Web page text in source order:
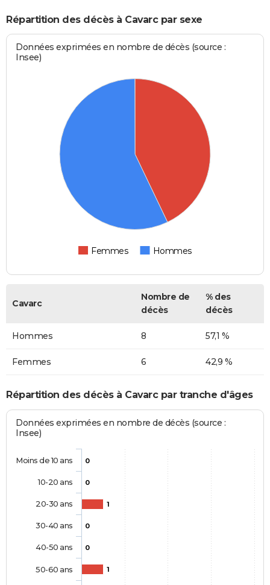
Répartition des décès à Cavarc par sexe
Données exprimées en nombre de décès (source :
Insee)
Femmes Hommes
Cavarc
Nombre de
décès
% des
décès
Hommes 8 57,1 %
Femmes 6 42,9 %
Répartition des décès à Cavarc par tranche d'âges
Données exprimées en nombre de décès (source :
Insee)
0
0
1
0
0
1
Moins de 10 ans
10-20 ans
20-30 ans
30-40 ans
40-50 ans
50-60 ans